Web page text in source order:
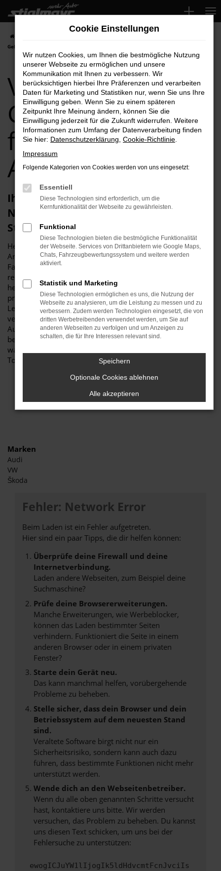
Zum
Hauptinhalt
springen
Gebrauchtwagen für Neuburg Top-Angebote
VW Touareg
Gebrauchtwagen
für Neuburg Top-
Angebote
Ihren VW Touareg Gebrauchtwagen für
Neuburg erhalten Sie im Autohaus
Stiglmayr
Herzlich willkommen bei Autohaus Stiglmayr – Ihre erste
Anlaufstelle für exzellente VW Touareg Gebrauchtwagen
Fahrzeuge für Neuburg und Umgebung! Unser
renommiertes Autohaus ist stolz darauf, Ihnen eine
herausragende Auswahl an VW Touareg Gebrauchtwagen zu
präsentieren, die höchste Standards in Sachen Qualität und
Leistung erfüllen. Wir sind seit Jahren Ihr
vertrauenswürdiger Partner, wenn es um erstklassige
Automobile geht. Erfahren Sie mehr über unsere
beeindruckende VW Touareg Gebrauchtwagen Flotte und
warum Autohaus Stiglmayr die bevorzugte Adresse für VW
Touareg Gebrauchtwagen Liebhaber ist.
Marken
Audi
VW
Škoda
Fehler: Network Error
Beim Laden ist ein Fehler aufgetreten.
Hier sind ein paar Tipps, die dir helfen können:
Überprüfe deine Firewall und deine
Internetverbindung.
Laden andere Webseiten, zum Beispiel deine
Suchmaschine?
Prüfe deine Browsererweiterungen.
Manche Erweiterungen, wie Werbeblocker,
können das Laden bestimmter Seiten
verhindern. Funktioniert die Seite in einem
anderen Browser oder in einem privaten
Fenster?
Starte dein Gerät neu.
Das kann manchmal helfen, vorübergehende
Probleme zu beheben.
Stelle sicher, dass dein Browser und dein
Betriebssystem auf dem neuesten Stand
sind.
Veraltete Software birgt nicht nur ein
Sicherheitsrisiko, sondern kann auch dazu
führen, dass bestimmte Funktionen nicht mehr
unterstützt werden.
Wende dich an den Webseitenbetreiber.
Wenn du alle oben genannten Schritte versucht
hast, kontaktiere uns bitte. Wir werden
versuchen, das Problem zu beheben. Du kannst
uns diesen Text schicken, um uns bei der
Fehlersuche zu unterstützen:
ewogICJuYW1lIjogIk5ldHdvcmtFcnJvciIs
Cookie Einstellungen
Wir nutzen Cookies, um Ihnen die bestmögliche Nutzung
unserer Webseite zu ermöglichen und unsere
Kommunikation mit Ihnen zu verbessern. Wir
berücksichtigen hierbei Ihre Präferenzen und verarbeiten
Daten für Marketing und Statistiken nur, wenn Sie uns Ihre
Einwilligung geben. Wenn Sie zu einem späteren
Zeitpunkt Ihre Meinung ändern, können Sie die
Einwilligung jederzeit für die Zukunft widerrufen. Weitere
Informationen zum Umfang der Datenverarbeitung finden
Sie hier: Datenschutzerklärung Cookie-Richtlinie
Impressum
Folgende Kategorien von Cookies werden von uns eingesetzt:
Essentiell
Diese Technologien sind erforderlich, um die
Kernfunktionalität der Webseite zu gewährleisten.
Funktional
Diese Technologien bieten die bestmögliche Funktionalität
der Webseite. Services von Drittanbietern wie Google Maps,
Chats, Fahrzeugbewertungssystem und weitere werden
aktiviert.
Statistik und Marketing
Diese Technologien ermöglichen es uns, die Nutzung der
Webseite zu analysieren, um die Leistung zu messen und zu
verbessern. Zudem werden Technologien eingesetzt, die von
dritten Werbetreibenden verwendet werden, um Sie auf
anderen Webseiten zu verfolgen und um Anzeigen zu
schalten, die für Ihre Interessen relevant sind.
Speichern
Optionale Cookies ablehnen
Alle akzeptieren